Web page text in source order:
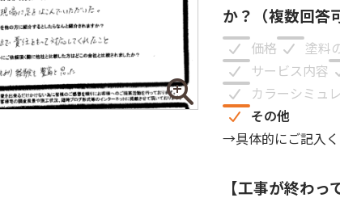
か？（複数回答
価格 塗料
サービス内容
カラーシミュ
その他
→具体的にご記入
【工事が終わ